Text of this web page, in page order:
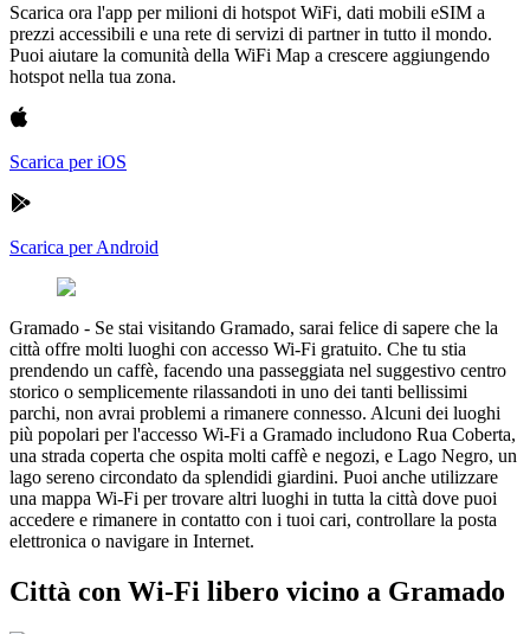
Scarica ora l'app per milioni di hotspot WiFi, dati mobili eSIM a
prezzi accessibili e una rete di servizi di partner in tutto il mondo.
Puoi aiutare la comunità della WiFi Map a crescere aggiungendo
hotspot nella tua zona.
Scarica per iOS
Scarica per Android
Gramado - Se stai visitando Gramado, sarai felice di sapere che la
città offre molti luoghi con accesso Wi-Fi gratuito. Che tu stia
prendendo un caffè, facendo una passeggiata nel suggestivo centro
storico o semplicemente rilassandoti in uno dei tanti bellissimi
parchi, non avrai problemi a rimanere connesso. Alcuni dei luoghi
più popolari per l'accesso Wi-Fi a Gramado includono Rua Coberta,
una strada coperta che ospita molti caffè e negozi, e Lago Negro, un
lago sereno circondato da splendidi giardini. Puoi anche utilizzare
una mappa Wi-Fi per trovare altri luoghi in tutta la città dove puoi
accedere e rimanere in contatto con i tuoi cari, controllare la posta
elettronica o navigare in Internet.
Città con Wi-Fi libero vicino a Gramado